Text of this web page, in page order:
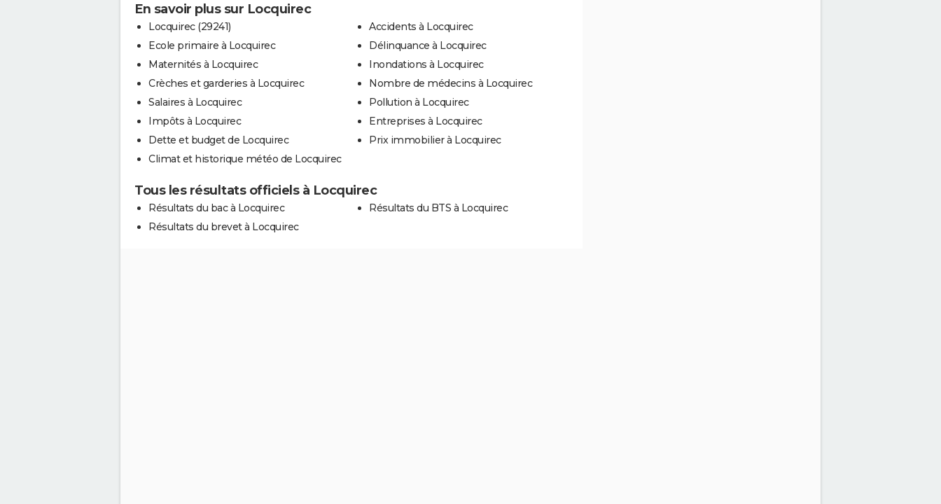
En savoir plus sur Locquirec
Locquirec (29241)
Ecole primaire à Locquirec
Maternités à Locquirec
Crèches et garderies à Locquirec
Salaires à Locquirec
Impôts à Locquirec
Dette et budget de Locquirec
Climat et historique météo de Locquirec
Accidents à Locquirec
Délinquance à Locquirec
Inondations à Locquirec
Nombre de médecins à Locquirec
Pollution à Locquirec
Entreprises à Locquirec
Prix immobilier à Locquirec
Tous les résultats officiels à Locquirec
Résultats du bac à Locquirec
Résultats du brevet à Locquirec
Résultats du BTS à Locquirec